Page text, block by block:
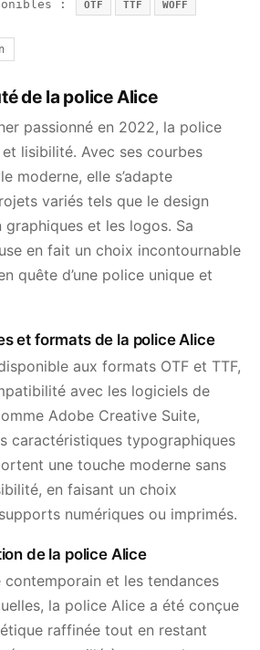
: OTF TTF WOFF
de la police Alice
passionné en 2022, la police
lisibilité. Avec ses courbes
moderne, elle s’adapte
variés tels que le design
et les logos. Sa
en fait un choix incontournable
quête d’une police unique et
et formats de la police Alice
aux formats OTF et TTF,
avec les logiciels de
Adobe Creative Suite,
caractéristiques typographiques
une touche moderne sans
en faisant un choix
numériques ou imprimés.
de la police Alice
contemporain et les tendances
la police Alice a été conçue
raffinée tout en restant